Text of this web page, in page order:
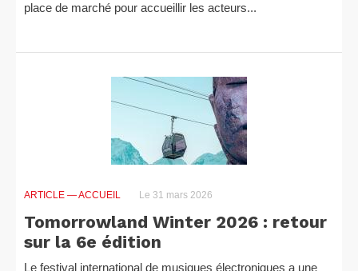
place de marché pour accueillir les acteurs...
ARTICLE — ACCUEIL Le 31 mars 2026
Tomorrowland Winter 2026 : retour
sur la 6e édition
Le festival international de musiques électroniques a une